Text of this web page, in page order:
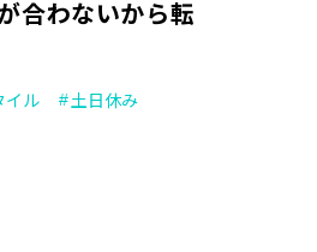
合わないから転
イル
土日休み